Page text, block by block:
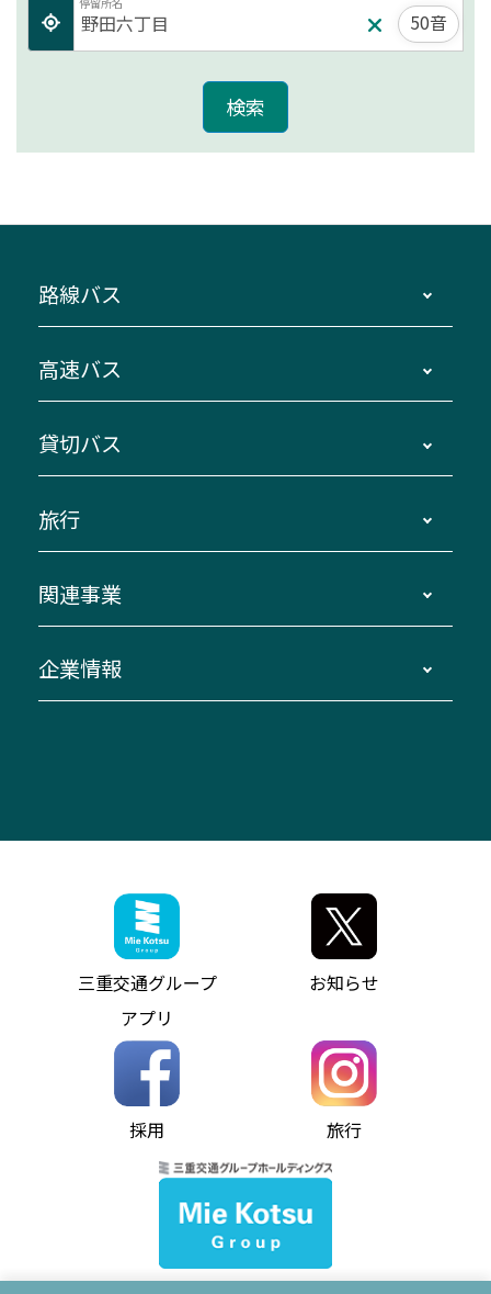
50音
路線バス
主要停留所案内図・時刻表
路線バスのご利用方法
三重交通接近情報バスロケーションシステム
ダイヤ改正情報
迂回・休止について
臨時バスについて
伊勢二見鳥羽周遊バスCANばす
「みえブルーライン」（三重大学病院直通バ
神都ライナー
ミジュマルのラッピングバス（鈴鹿管内）
参宮バス
神都バス
パールシャトル
バス情報の見える化
コミュニティバス
バス・タクシー交通広告
異常事態発生時のお願い
高速バス
南紀・VISON～横浜・東京・埼玉
伊賀～名古屋
南紀～VISON～名古屋
湯の山温泉～名古屋
桑名・長島温泉・金城ふ頭駅～中部国際空港
（休止中）
お客様駐車場のご案内
アイコンの説明
インターネット予約
よくあるご質問
お問い合わせ
貸切バス
貸切バスのご利用について
お問い合わせ
旅行
貸切バス団体旅行
美し国周遊ばす
関連事業
自家用自動車車両運行管理
ザ・バスコレクション三重交通バスセット
三重交通公式グッズ
企業情報
ファンコーナー
お問い合わせ
お知らせ・最新情報一覧
ニュースリリース
お問い合わせ
個人情報保護方針
ソーシャルメディア運用ポリシー
ホームページのご利用にあたって
Notes for Using this Website
サイトマップ
三重交通グループ
アプリ
お知らせ
採用 旅行